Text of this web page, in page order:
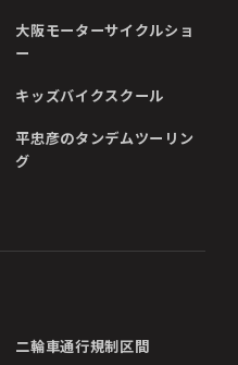
大阪モーターサイクルショ
ー
キッズバイクスクール
平忠彦のタンデムツーリン
グ
二輪車通行規制区間